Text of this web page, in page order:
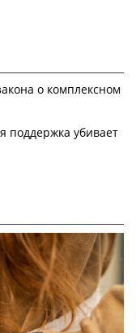
о комплексном
поддержка убивает